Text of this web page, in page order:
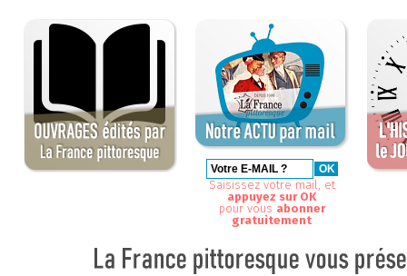
Saisissez votre mail, et
appuyez sur OK
pour vous abonner
gratuitement